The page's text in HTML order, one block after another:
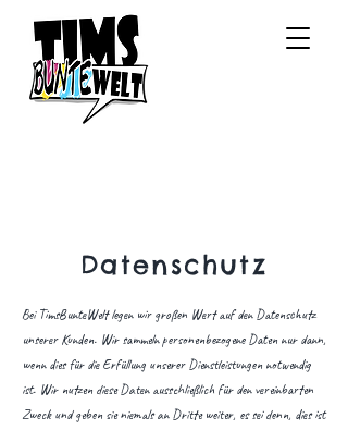
Datenschutz
Bei TimsBunteWelt legen wir großen Wert auf den Datenschutz
unserer Kunden. Wir sammeln personenbezogene Daten nur dann,
wenn dies für die Erfüllung unserer Dienstleistungen notwendig
ist. Wir nutzen diese Daten ausschließlich für den vereinbarten
Zweck und geben sie niemals an Dritte weiter, es sei denn, dies ist